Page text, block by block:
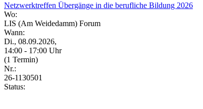
Netzwerktreffen Übergänge in die berufliche Bildung 2026
Wo:
LIS (Am Weidedamm) Forum
Wann:
Di., 08.09.2026,
14:00 - 17:00 Uhr
(1 Termin)
Nr.:
26-1130501
Status: